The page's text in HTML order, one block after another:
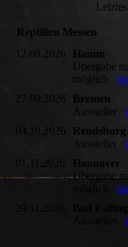
Reptilien Messen
12.09.2026
Hamm
Übergabe
möglich
27.09.2026
Bremen
Aussteller
04.10.2026
Rendsburg
Aussteller
01.11.2026
Hannover
Übergabe
möglich
Aussteller